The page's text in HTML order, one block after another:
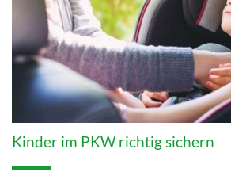
Kinder im PKW richtig sichern